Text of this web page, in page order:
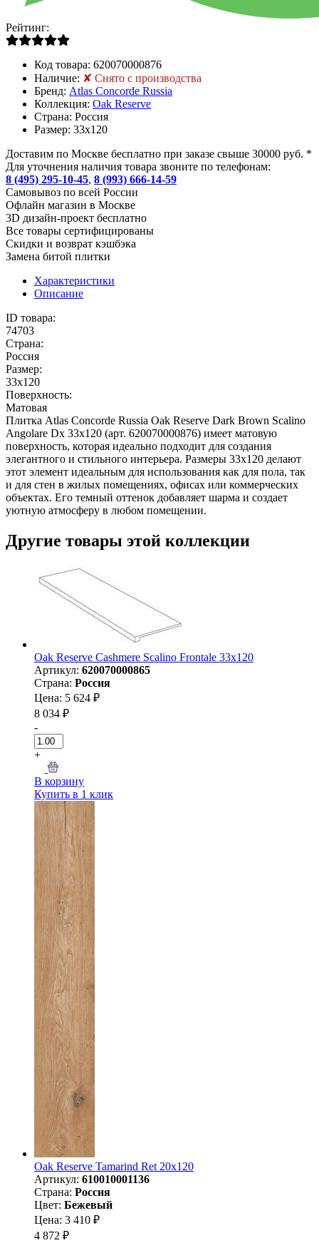
Рейтинг:
Код товара: 620070000876
Наличие: ✘ Снято с производства
Бренд: Atlas Concorde Russia
Коллекция: Oak Reserve
Страна: Россия
Размер: 33x120
Доставим по Москве бесплатно при заказе свыше 30000 руб. *
Для уточнения наличия товара звоните по телефонам:
8 (495) 295-10-45, 8 (993) 666-14-59
Cамовывоз по всей России
Офлайн магазин в Москве
3D дизайн-проект бесплатно
Все товары сертифицированы
Скидки и возврат кэшбэка
Замена битой плитки
Характеристики
Описание
ID товара:
74703
Страна:
Россия
Размер:
33x120
Поверхность:
Матовая
Плитка Atlas Concorde Russia Oak Reserve Dark Brown Scalino
Angolare Dx 33x120 (арт. 620070000876) имеет матовую
поверхность, которая идеально подходит для создания
элегантного и стильного интерьера. Размеры 33x120 делают
этот элемент идеальным для использования как для пола, так
и для стен в жилых помещениях, офисах или коммерческих
объектах. Его темный оттенок добавляет шарма и создает
уютную атмосферу в любом помещении.
Другие товары этой коллекции
Oak Reserve Cashmere Scalino Frontale 33x120
Артикул: 620070000865
Страна: Россия
Цена: 5 624 ₽
8 034 ₽
-
+
В корзину
Купить в 1 клик
Oak Reserve Tamarind Ret 20x120
Артикул: 610010001136
Страна: Россия
Цвет: Бежевый
Цена: 3 410 ₽
4 872 ₽